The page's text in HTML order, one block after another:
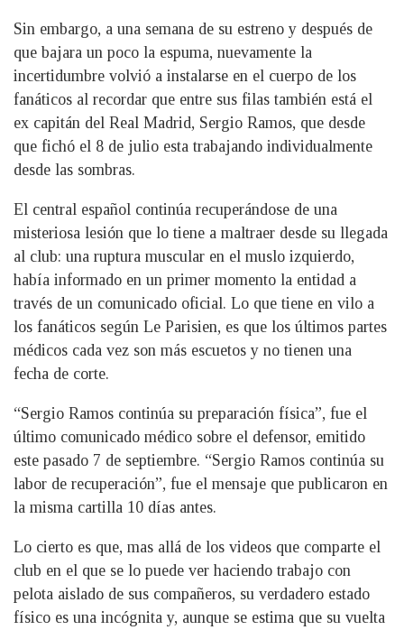
Sin embargo, a una semana de su estreno y después de
que bajara un poco la espuma, nuevamente la
incertidumbre volvió a instalarse en el cuerpo de los
fanáticos al recordar que entre sus filas también está el
ex capitán del Real Madrid, Sergio Ramos, que desde
que fichó el 8 de julio esta trabajando individualmente
desde las sombras.
El central español continúa recuperándose de una
misteriosa lesión que lo tiene a maltraer desde su llegada
al club: una ruptura muscular en el muslo izquierdo,
había informado en un primer momento la entidad a
través de un comunicado oficial. Lo que tiene en vilo a
los fanáticos según Le Parisien, es que los últimos partes
médicos cada vez son más escuetos y no tienen una
fecha de corte.
“Sergio Ramos continúa su preparación física”, fue el
último comunicado médico sobre el defensor, emitido
este pasado 7 de septiembre. “Sergio Ramos continúa su
labor de recuperación”, fue el mensaje que publicaron en
la misma cartilla 10 días antes.
Lo cierto es que, mas allá de los videos que comparte el
club en el que se lo puede ver haciendo trabajo con
pelota aislado de sus compañeros, su verdadero estado
físico es una incógnita y, aunque se estima que su vuelta